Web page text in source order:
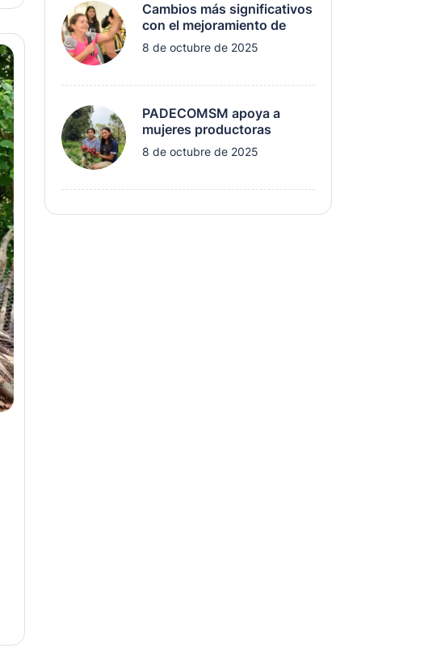
Cambios más significativos
con el mejoramiento de
8 de octubre de 2025
PADECOMSM apoya a
mujeres productoras
8 de octubre de 2025